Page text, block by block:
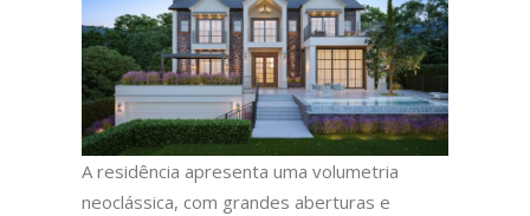
A residência apresenta uma volumetria
neoclássica, com grandes aberturas e